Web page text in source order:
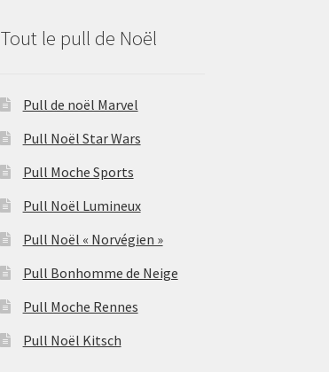
Tout le pull de Noël
Pull de noël Marvel
Pull Noël Star Wars
Pull Moche Sports
Pull Noël Lumineux
Pull Noël « Norvégien »
Pull Bonhomme de Neige
Pull Moche Rennes
Pull Noël Kitsch